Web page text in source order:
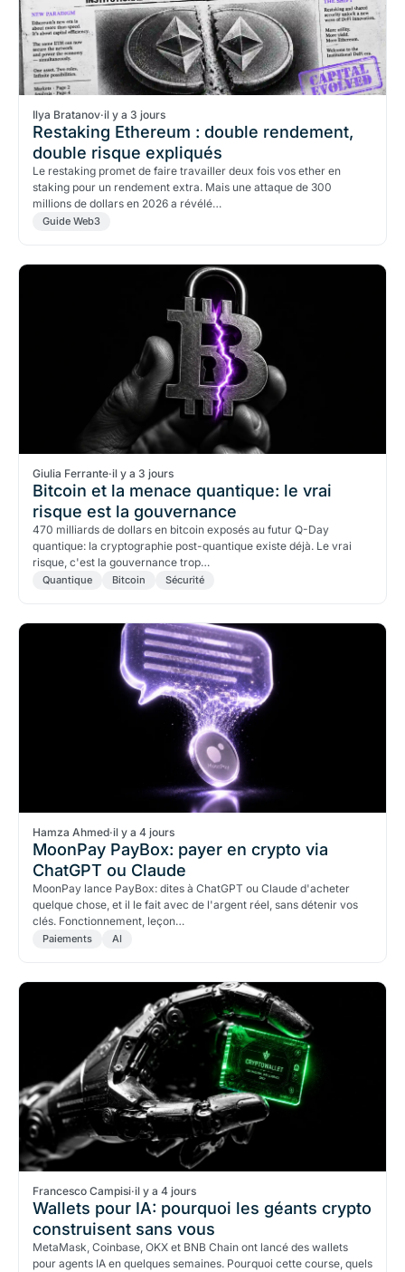
Ilya Bratanov·il y a 3 jours
Restaking Ethereum : double rendement,
double risque expliqués
Le restaking promet de faire travailler deux fois vos ether en
staking pour un rendement extra. Mais une attaque de 300
millions de dollars en 2026 a révélé…
Guide Web3
Giulia Ferrante·il y a 3 jours
Bitcoin et la menace quantique: le vrai
risque est la gouvernance
470 milliards de dollars en bitcoin exposés au futur Q-Day
quantique: la cryptographie post-quantique existe déjà. Le vrai
risque, c'est la gouvernance trop…
Quantique Bitcoin Sécurité
Hamza Ahmed·il y a 4 jours
MoonPay PayBox: payer en crypto via
ChatGPT ou Claude
MoonPay lance PayBox: dites à ChatGPT ou Claude d'acheter
quelque chose, et il le fait avec de l'argent réel, sans détenir vos
clés. Fonctionnement, leçon…
Paiements AI
Francesco Campisi·il y a 4 jours
Wallets pour IA: pourquoi les géants crypto
construisent sans vous
MetaMask, Coinbase, OKX et BNB Chain ont lancé des wallets
pour agents IA en quelques semaines. Pourquoi cette course, quels